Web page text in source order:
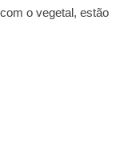
o vegetal, estão